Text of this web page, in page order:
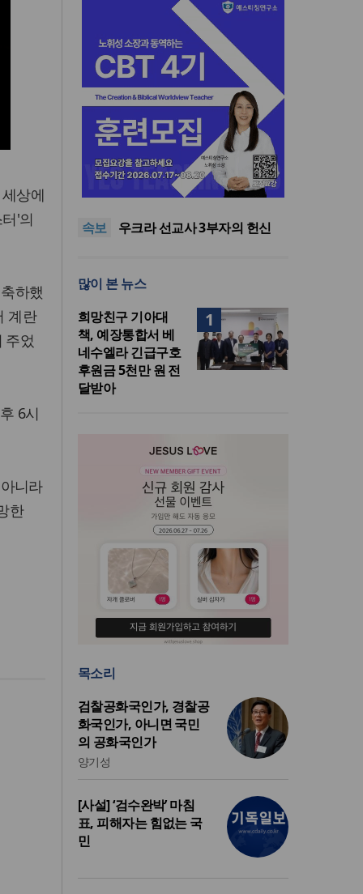
상에
'의
하했
계란
주었
6시
니라
한
속보
인도 마하라슈트라주 개종 금
지법 시행… 기독교계 강력 반
올리벳대학교, 120만 평 리버사
인… 장기 개발 기반 확보
한인 목회자 석방돼
우크라 선교사 3부자의 헌신
지법 시행… 기독교계 강력 반
올리벳대학교, 120만 평 리버사
이드 대학 캠퍼스 영구 사용 승
인… 장기 개발 기반 확보
많이 본 뉴스
1
희망친구 기아대
책, 예장통합서 베
네수엘라 긴급구호
후원금 5천만 원 전
달받아
목소리
검찰공화국인가, 경찰공
화국인가, 아니면 국민
의 공화국인가
양기성
[사설] ‘검수완박’ 마침
표, 피해자는 힘없는 국
민